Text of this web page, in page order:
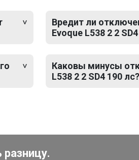
Вредит ли
Evoque L538 2 2
Каковы минусы
L538 2 2 SD4 190 лс?